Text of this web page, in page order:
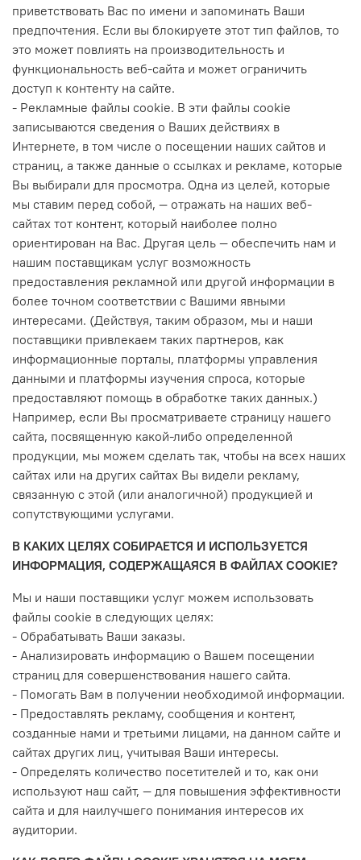
приветствовать Вас по имени и запоминать Ваши
предпочтения. Если вы блокируете этот тип файлов, то
это может повлиять на производительность и
функциональность веб-сайта и может ограничить
доступ к контенту на сайте.
- Рекламные файлы cookie. В эти файлы cookie
записываются сведения о Ваших действиях в
Интернете, в том числе о посещении наших сайтов и
страниц, а также данные о ссылках и рекламе, которые
Вы выбирали для просмотра. Одна из целей, которые
мы ставим перед собой, — отражать на наших веб-
сайтах тот контент, который наиболее полно
ориентирован на Вас. Другая цель — обеспечить нам и
нашим поставщикам услуг возможность
предоставления рекламной или другой информации в
более точном соответствии с Вашими явными
интересами. (Действуя, таким образом, мы и наши
поставщики привлекаем таких партнеров, как
информационные порталы, платформы управления
данными и платформы изучения спроса, которые
предоставляют помощь в обработке таких данных.)
Например, если Вы просматриваете страницу нашего
сайта, посвященную какой-либо определенной
продукции, мы можем сделать так, чтобы на всех наших
сайтах или на других сайтах Вы видели рекламу,
связанную с этой (или аналогичной) продукцией и
сопутствующими услугами.
В КАКИХ ЦЕЛЯХ СОБИРАЕТСЯ И ИСПОЛЬЗУЕТСЯ
ИНФОРМАЦИЯ, СОДЕРЖАЩАЯСЯ В ФАЙЛАХ COOKIE?
Мы и наши поставщики услуг можем использовать
файлы cookie в следующих целях:
- Обрабатывать Ваши заказы.
- Анализировать информацию о Вашем посещении
страниц для совершенствования нашего сайта.
- Помогать Вам в получении необходимой информации.
- Предоставлять рекламу, сообщения и контент,
созданные нами и третьими лицами, на данном сайте и
сайтах других лиц, учитывая Ваши интересы.
- Определять количество посетителей и то, как они
используют наш сайт, — для повышения эффективности
сайта и для наилучшего понимания интересов их
аудитории.